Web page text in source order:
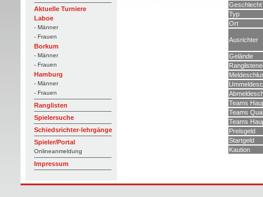
Aktuelle Turniere
Laboe
- Männer
- Frauen
Borkum
- Männer
- Frauen
Hamburg
- Männer
- Frauen
Ranglisten
Spielersuche
Schiedsrichter-lehrgänge
Spieler/Portal
Onlineanmeldung
Impressum
Geschlecht
Typ
Ort
Ausrichter
Gelände
Teams
Teams
Teams
Preisgeld
Startgeld
Kaution